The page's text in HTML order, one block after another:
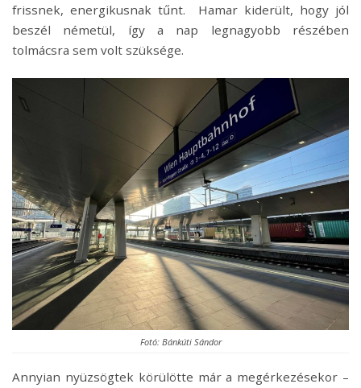
frissnek, energikusnak tűnt. Hamar kiderült, hogy jól
beszél németül, így a nap legnagyobb részében
tolmácsra sem volt szüksége.
Fotó: Bánkúti Sándor
Annyian nyüzsögtek körülötte már a megérkezésekor –